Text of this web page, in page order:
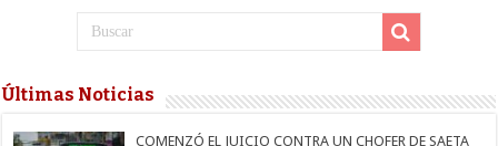
Últimas Noticias
COMENZÓ EL JUICIO CONTRA UN CHOFER DE SAETA